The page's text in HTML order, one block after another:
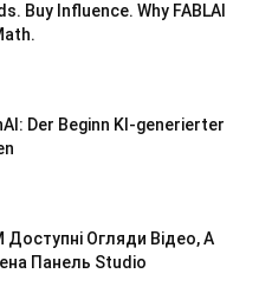
Buy Influence. Why FABLAI
Der Beginn KI-generierter
Доступні Огляди Відео, А
Панель Studio